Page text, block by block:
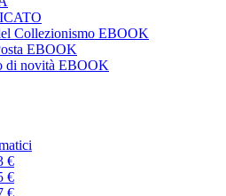
Collezionismo EBOOK
EBOOK
di novità EBOOK
€
€
€